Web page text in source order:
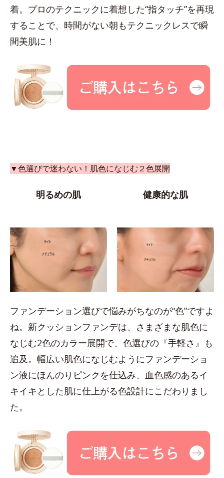
着。プロのテクニックに着想した“指タッチ”を再現
することで、時間がない朝もテクニックレスで瞬
間美肌に！
▼色選びで迷わない！肌色になじむ２色展開
明るめの肌 健康的な肌
ファンデーション選びで悩みがちなのが“色”ですよ
ね。新クッションファンデは、さまざまな肌色に
なじむ2色のカラー展開で、色選びの『手軽さ』も
追及。幅広い肌色になじむようにファンデーショ
ン液にほんのりピンクを仕込み、血色感のあるイ
キイキとした肌に仕上がる色設計にこだわりまし
た。